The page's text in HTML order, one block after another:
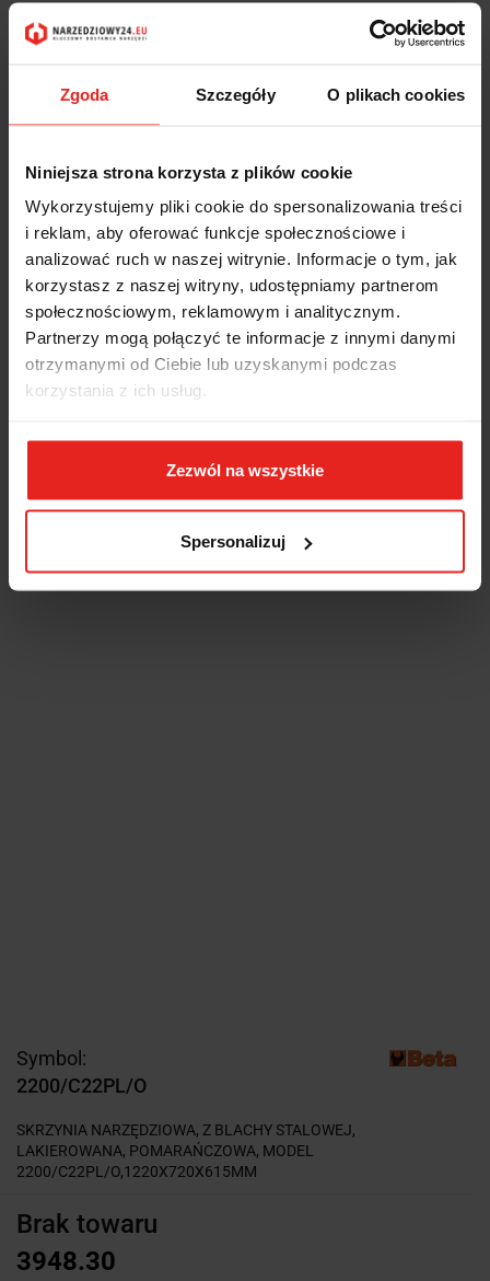
Zgoda Szczegóły O plikach cookies
Niniejsza strona korzysta z plików cookie
Wykorzystujemy pliki cookie do spersonalizowania treści
i reklam, aby oferować funkcje społecznościowe i
analizować ruch w naszej witrynie. Informacje o tym, jak
korzystasz z naszej witryny, udostępniamy partnerom
społecznościowym, reklamowym i analitycznym.
Partnerzy mogą połączyć te informacje z innymi danymi
otrzymanymi od Ciebie lub uzyskanymi podczas
korzystania z ich usług.
Zezwól na wszystkie
Spersonalizuj
Symbol:
2200/C22PL/O
SKRZYNIA NARZĘDZIOWA, Z BLACHY STALOWEJ,
LAKIEROWANA, POMARAŃCZOWA, MODEL
2200/C22PL/O,1220X720X615MM
Brak towaru
3948.30